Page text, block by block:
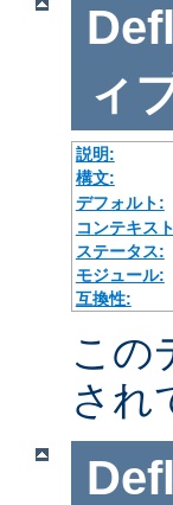
ィ
説明:
構文:
デフォルト:
コンテキス
ステータス:
モジュール:
互換性:
この
され